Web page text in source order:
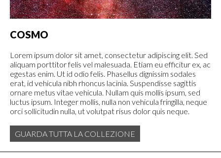
COSMO
Lorem ipsum dolor sit amet, consectetur adipiscing elit. Sed
aliquam porttitor felis vel malesuada. Etiam eu efficitur ex, ac
egestas enim. Ut id odio felis. Phasellus dignissim sodales
erat, id vehicula nibh rhoncus lacinia. Suspendisse sagittis
ornare metus vitae vehicula. Nullam quis mollis ipsum, sed
luctus ipsum. Integer mollis, nulla non vehicula fringilla, neque
orci sollicitudin nulla, ut volutpat risus dolor quis neque.
GUARDA TUTTA LA COLLEZIONE